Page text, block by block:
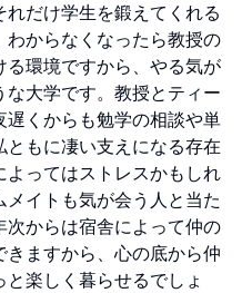
だけ学生を鍛えてくれる
わからなくなったら教授の
環境ですから、やる気が
大学です。教授とティー
くからも勉学の相談や単
もに凄い支えになる存在
ってはストレスかもしれ
イトも気が会う人と当た
次からは宿舎によって仲の
ますから、心の底から仲
楽しく暮らせるでしょ